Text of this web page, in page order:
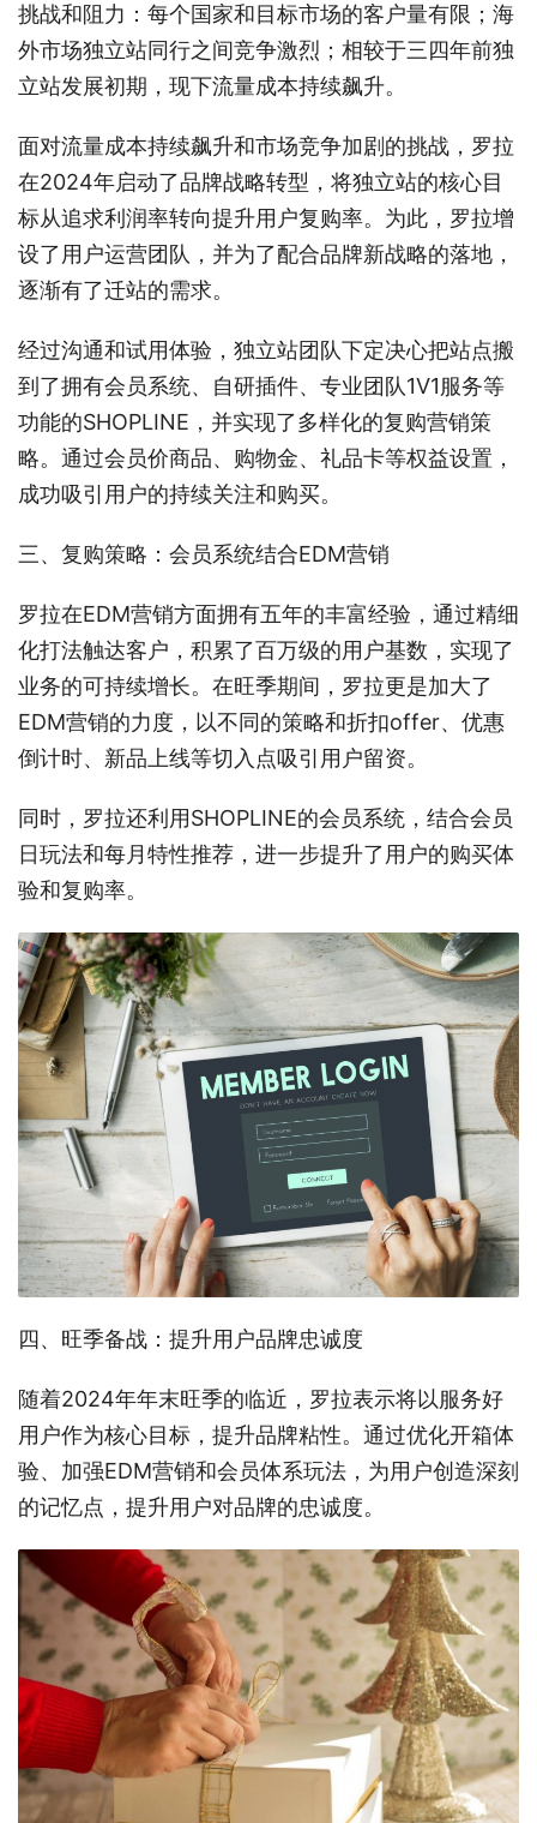
挑战和阻力：每个国家和目标市场的客户量有限；海
外市场独立站同行之间竞争激烈；相较于三四年前独
立站发展初期，现下流量成本持续飙升。
面对流量成本持续飙升和市场竞争加剧的挑战，罗拉
在2024年启动了品牌战略转型，将独立站的核心目
标从追求利润率转向提升用户复购率。为此，罗拉增
设了用户运营团队，并为了配合品牌新战略的落地，
逐渐有了迁站的需求。
经过沟通和试用体验，独立站团队下定决心把站点搬
到了拥有会员系统、自研插件、专业团队1V1服务等
功能的SHOPLINE，并实现了多样化的复购营销策
略。通过会员价商品、购物金、礼品卡等权益设置，
成功吸引用户的持续关注和购买。
三、复购策略：会员系统结合EDM营销
罗拉在EDM营销方面拥有五年的丰富经验，通过精细
化打法触达客户，积累了百万级的用户基数，实现了
业务的可持续增长。在旺季期间，罗拉更是加大了
EDM营销的力度，以不同的策略和折扣offer、优惠
倒计时、新品上线等切入点吸引用户留资。
同时，罗拉还利用SHOPLINE的会员系统，结合会员
日玩法和每月特性推荐，进一步提升了用户的购买体
验和复购率。
四、旺季备战：提升用户品牌忠诚度
随着2024年年末旺季的临近，罗拉表示将以服务好
用户作为核心目标，提升品牌粘性。通过优化开箱体
验、加强EDM营销和会员体系玩法，为用户创造深刻
的记忆点，提升用户对品牌的忠诚度。